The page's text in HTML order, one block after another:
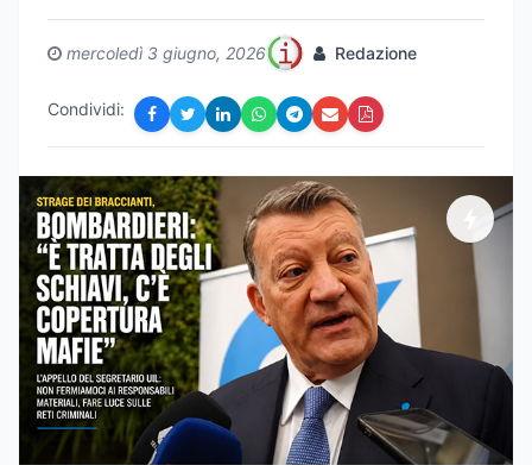
mercoledì 3 giugno, 2026 Redazione
Condividi: